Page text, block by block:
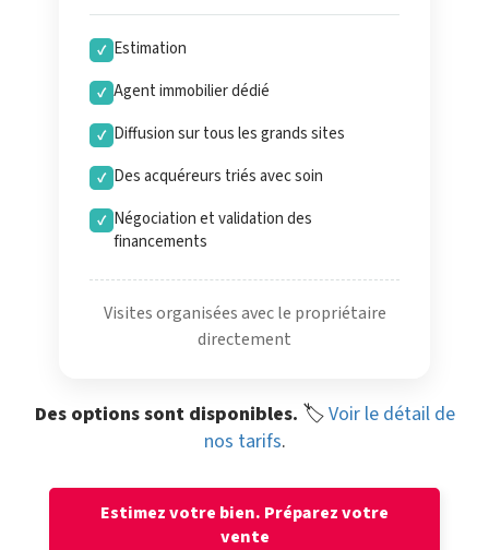
✓ Estimation
✓ Agent immobilier dédié
✓ Diffusion sur tous les grands sites
✓ Des acquéreurs triés avec soin
✓ Négociation et validation des
financements
Visites organisées avec le propriétaire
directement
Des options sont disponibles. 🏷️Voir le détail de
nos tarifs.
Estimez votre bien. Préparez votre
vente